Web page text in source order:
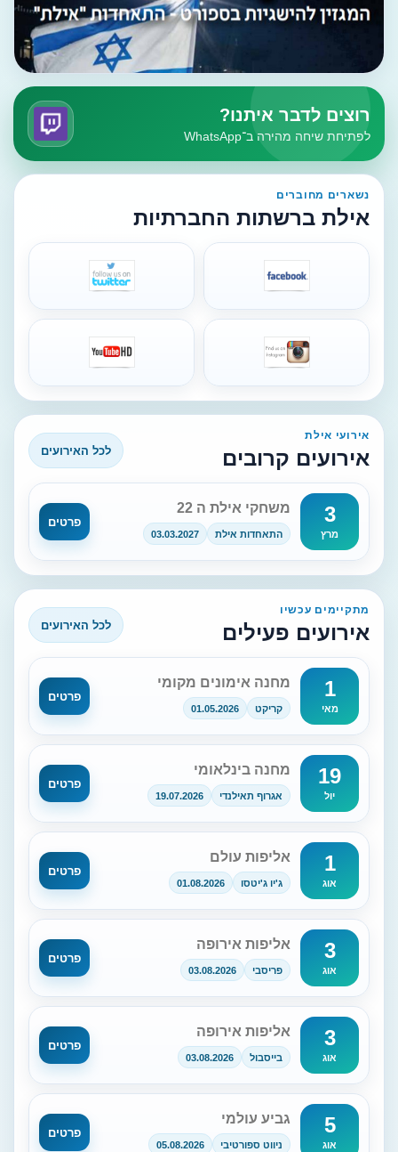
רוצים לדבר איתנו?
לפתיחת שיחה מהירה ב־WhatsApp
נשארים מחוברים
אילת ברשתות החברתיות
אירועי אילת
אירועים קרובים לכל האירועים
3
מרץ
משחקי אילת ה 22
התאחדות אילת 03.03.2027
פרטים
מתקיימים עכשיו
אירועים פעילים לכל האירועים
1
מאי
מחנה אימונים מקומי
קריקט 01.05.2026
פרטים
19
יול
מחנה בינלאומי
אגרוף תאילנדי 19.07.2026
פרטים
1
אוג
אליפות עולם
ג'יו ג'יטסו 01.08.2026
פרטים
3
אוג
אליפות אירופה
פריסבי 03.08.2026
פרטים
3
אוג
אליפות אירופה
בייסבול 03.08.2026
פרטים
5
אוג
גביע עולמי
ניווט ספורטיבי 05.08.2026
פרטים